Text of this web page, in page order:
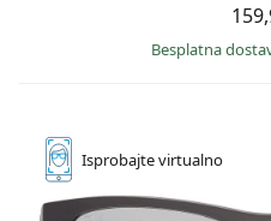
Besplatna
Isprobajtevirtualno